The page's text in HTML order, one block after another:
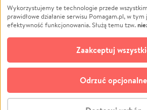
Pomoc Finansowa
Projekty
Pogrzeb
Społeczność lokalna
Kultura
© CROWDING SP. Z
Wykorzystujemy te technologie przede
prawidłowe działanie serwisu Pomagam.pl, w
efektywność funkcjonowania. Służą temu tzw.
opcjonalnych plików cookie
technologii do celów analitycznych i
zgodę na ich stosowanie lub jej odmówić. W
możliwość zmiany swoich preferencji na stronie
do której link znajdziesz w stopce serwisu
cookie wykorzystywane są w następujących celach:
Odrzuć opcjonalne
Zaakceptuj